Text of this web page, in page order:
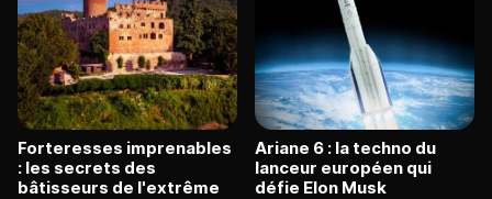
Forteresses imprenables
: les secrets des
bâtisseurs de l'extrême
Ariane 6 : la techno du
lanceur européen qui
défie Elon Musk